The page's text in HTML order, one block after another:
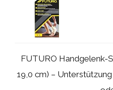
FUTURO Handgelenk-
19,0 cm) –